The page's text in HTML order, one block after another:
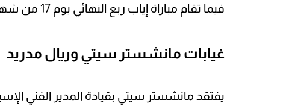
فيما تقام مباراة إياب ربع النهائي يوم 17 من شهر أبريل الجاري على ملعب الاتحاد
غيابات مانشستر سيتي وريال مدريد
يفتقد مانشستر سيتي بقيادة المدير الفني